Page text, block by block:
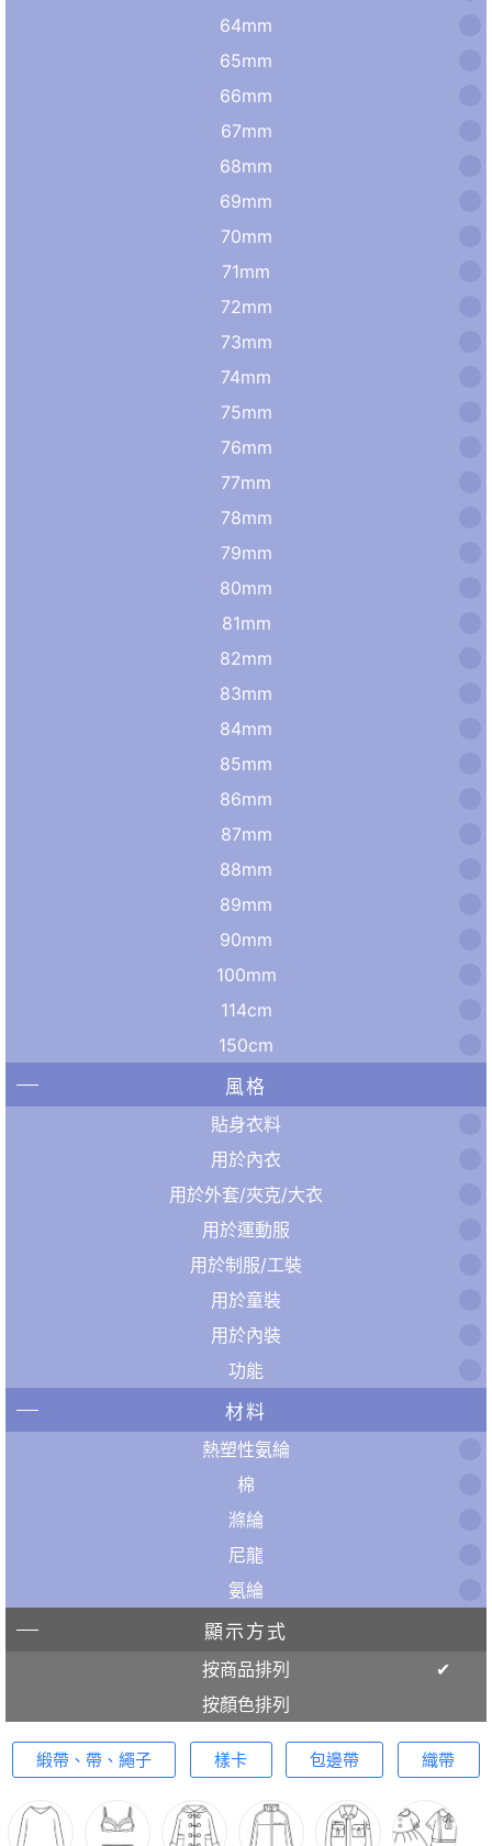
64mm
65mm
66mm
67mm
68mm
69mm
70mm
71mm
72mm
73mm
74mm
75mm
76mm
77mm
78mm
79mm
80mm
81mm
82mm
83mm
84mm
85mm
86mm
87mm
88mm
89mm
90mm
100mm
114cm
150cm
風格
貼身衣料
用於內衣
用於外套/夾克/大衣
用於運動服
用於制服/工裝
用於童裝
用於內裝
功能
材料
熱塑性氨綸
棉
滌綸
尼龍
氨綸
顯示方式
按商品排列
按顏色排列
緞帶、帶、繩子 樣卡 包邊帶 織帶